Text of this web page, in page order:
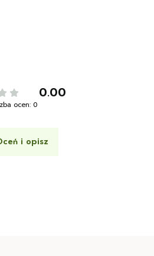
0.00
ocen: 0
i opisz